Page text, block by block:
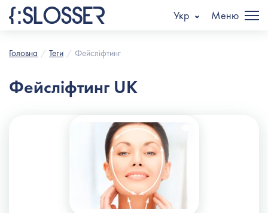
Укр Меню
Головна Теги Фейсліфтинг
Фейсліфтинг UK